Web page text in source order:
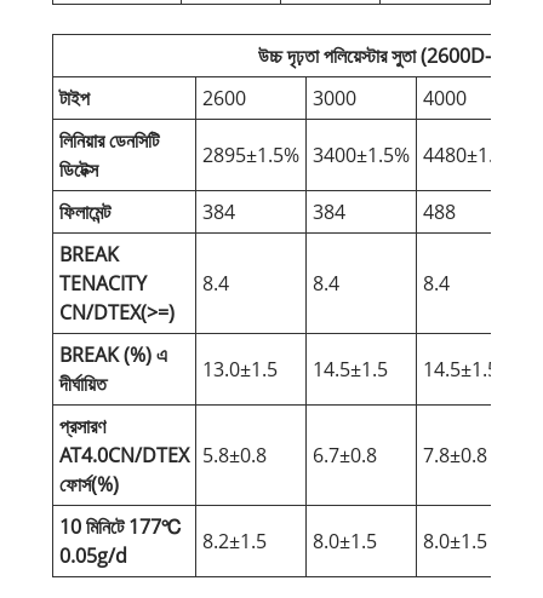
উচ্চ দৃঢ়তা পলিয়েস্টার সুতা (2600D-6000)
টাইপ
2600 3000 4000
লিনিয়ার ডেনসিটি
ডিটেক্স
2895±1.5% 3400±1.5% 4480±1.5%
ফিলামেন্ট 384 384 488
BREAK
TENACITY
CN/DTEX(>=)
8.4 8.4 8.4
BREAK (%) এ
দীর্ঘায়িত
13.0±1.5 14.5±1.5 14.5±1.5
প্রসারণ
AT4.0CN/DTEX
ফোর্স(%)
5.8±0.8 6.7±0.8 7.8±0.8
10 মিনিটে 177℃
0.05g/d
8.2±1.5 8.0±1.5 8.0±1.5